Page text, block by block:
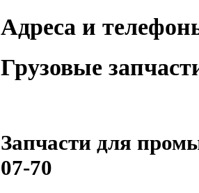
Адреса и
Грузовые
Запчасти для
07-70